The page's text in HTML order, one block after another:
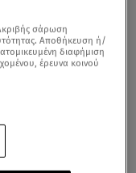
σάρωση
Αποθήκευση ή/
διαφήμιση
έρευνα κοινού